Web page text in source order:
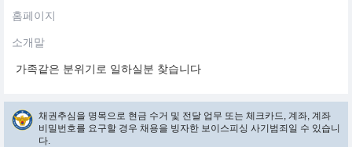
홈페이지
소개말
가족같은 분위기로 일하실분 찾습니다
채권추심을 명목으로 현금 수거 및 전달 업무 또는 체크카드, 계좌, 계좌
비밀번호를 요구할 경우 채용을 빙자한 보이스피싱 사기범죄일 수 있습니
다.